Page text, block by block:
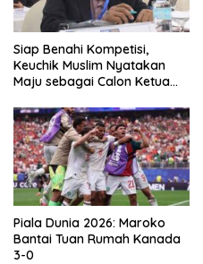
Siap Benahi Kompetisi,
Keuchik Muslim Nyatakan
Maju sebagai Calon Ketua
Piala Dunia 2026: Maroko
Bantai Tuan Rumah Kanada
3-0